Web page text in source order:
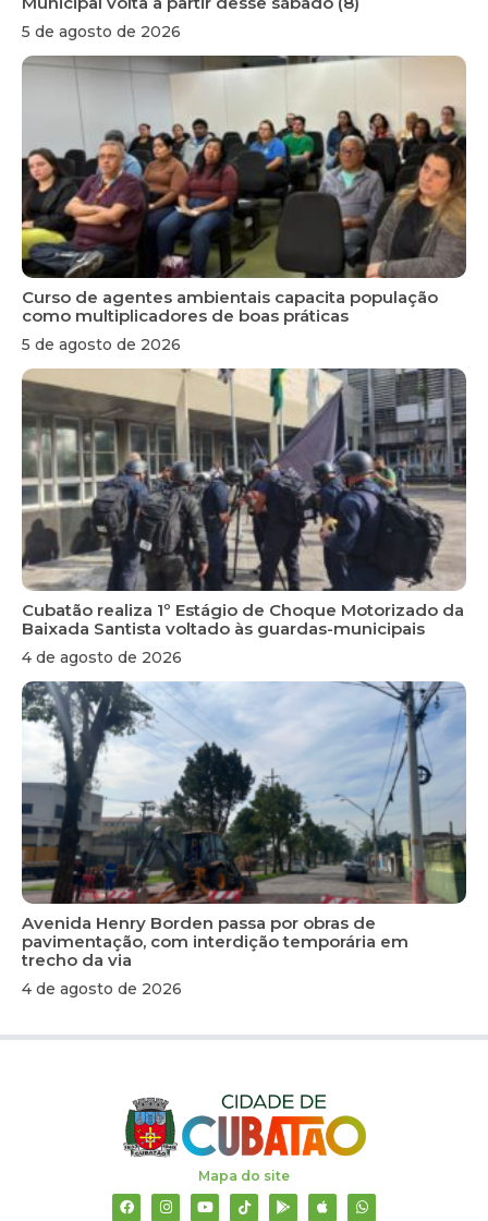
5 de agosto de 2026
Curso de agentes ambientais capacita população
como multiplicadores de boas práticas
5 de agosto de 2026
Cubatão realiza 1º Estágio de Choque Motorizado da
Baixada Santista voltado às guardas-municipais
4 de agosto de 2026
Avenida Henry Borden passa por obras de
pavimentação, com interdição temporária em
trecho da via
4 de agosto de 2026
Mapa do site